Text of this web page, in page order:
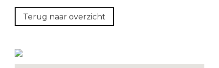
Terug naar overzicht